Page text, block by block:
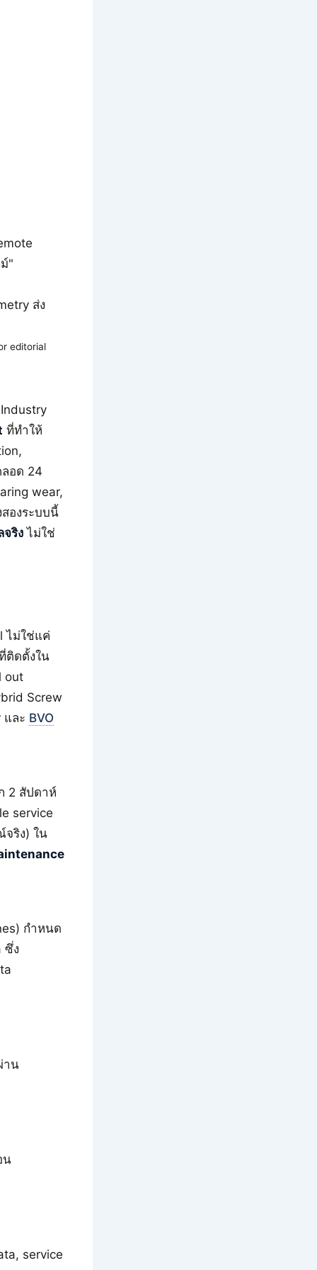
"
ส่ง
editorial
ที่ทำให้
อด 24
wear,
องระบบนี้
ริง ไม่ใช่
ไม่ใช่แค่
ติดตั้งใน
out
Screw
และ BVO
2 สัปดาห์
service
ริง) ใน
กำหนด
ซึ่ง
าน
น
service